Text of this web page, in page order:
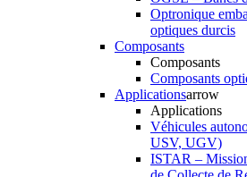
Optronique
optiques durcis
Composants
Composants
Composants
Applicationsarrow
Applications
Véhicules
USV, UGV)
ISTAR –